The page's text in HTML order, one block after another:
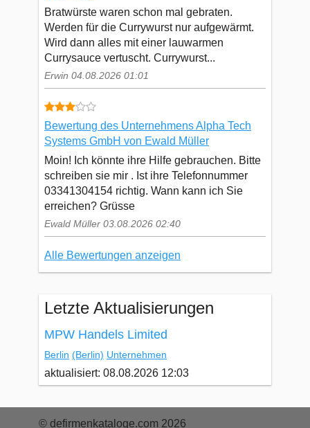
Bratwürste waren schon mal gebraten.
Werden für die Currywurst nur aufgewärmt.
Wird dann alles mit einer lauwarmen
Currysauce vertuscht. Currywurst...
Erwin 04.08.2026 01:01
Bewertung des Unternehmens Alpha Tech
Systems GmbH von Ewald Müller
Moin! Ich könnte ihre Hilfe gebrauchen. Bitte
schreiben sie mir . Ist ihre Telefonnummer
03341304154 richtig. Wann kann ich Sie
erreichen? Grüsse
Ewald Müller 03.08.2026 02:40
Alle Bewertungen anzeigen
Letzte Aktualisierungen
MPW Handels Limited
Berlin (Berlin) Unternehmen
aktualisiert: 08.08.2026 12:03
© defirmenkataloge.com 2026